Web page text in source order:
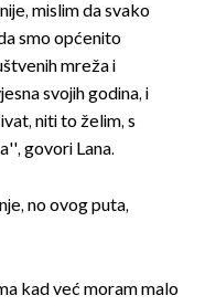
mislim da svako
smo općenito
mreža i
svojih godina, i
niti to želim, s
govori Lana.
no ovog puta,
kad već moram malo